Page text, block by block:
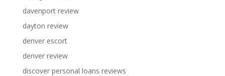
davenport review
dayton review
denver escort
denver review
discover personal loans reviews